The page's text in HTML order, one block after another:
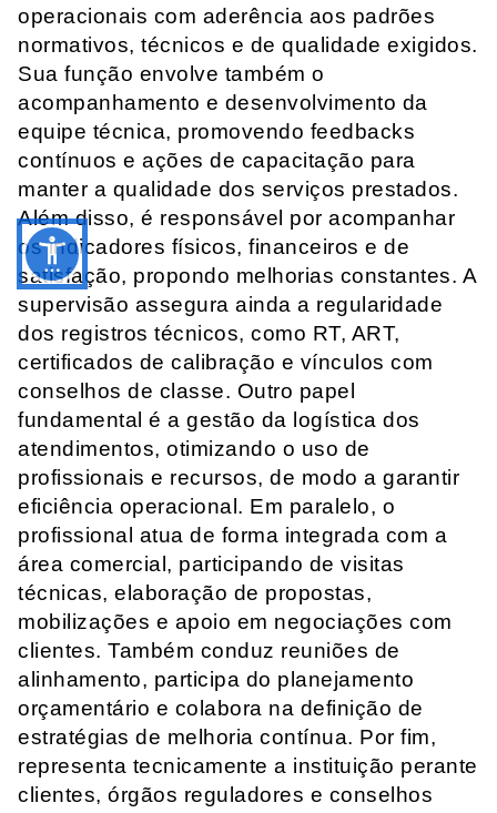
operacionais com aderência aos padrões
normativos, técnicos e de qualidade exigidos.
Sua função envolve também o
acompanhamento e desenvolvimento da
equipe técnica, promovendo feedbacks
contínuos e ações de capacitação para
manter a qualidade dos serviços prestados.
Além disso, é responsável por acompanhar
os indicadores físicos, financeiros e de
satisfação, propondo melhorias constantes. A
supervisão assegura ainda a regularidade
dos registros técnicos, como RT, ART,
certificados de calibração e vínculos com
conselhos de classe. Outro papel
fundamental é a gestão da logística dos
atendimentos, otimizando o uso de
profissionais e recursos, de modo a garantir
eficiência operacional. Em paralelo, o
profissional atua de forma integrada com a
área comercial, participando de visitas
técnicas, elaboração de propostas,
mobilizações e apoio em negociações com
clientes. Também conduz reuniões de
alinhamento, participa do planejamento
orçamentário e colabora na definição de
estratégias de melhoria contínua. Por fim,
representa tecnicamente a instituição perante
clientes, órgãos reguladores e conselhos